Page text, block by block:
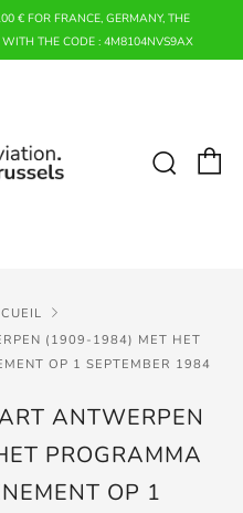
€ FOR FRANCE, GERMANY, THE
THE CODE : 4M8104NVS9AX
(1909-1984) MET HET
OP 1 SEPTEMBER 1984
ANTWERPEN
PROGRAMMA
OP 1